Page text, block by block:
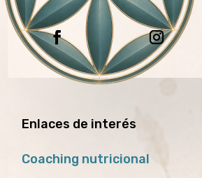
Enlaces de interés
Coaching nutricional